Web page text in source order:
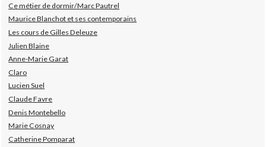
Ce métier de dormir/Marc Pautrel
Maurice Blanchot et ses contemporains
Les cours de Gilles Deleuze
Julien Blaine
Anne-Marie Garat
Claro
Lucien Suel
Claude Favre
Denis Montebello
Marie Cosnay
Catherine Pomparat